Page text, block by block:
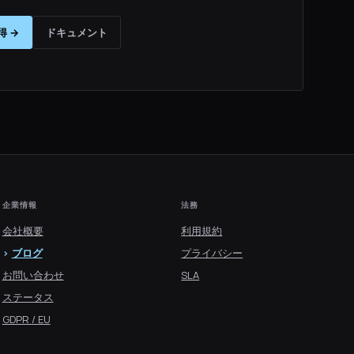
→ ドキュメント
企業情報
会社概要
ブログ
お問い合わせ
ステータス
GDPR / EU
法務
利用規約
プライバシー
SLA